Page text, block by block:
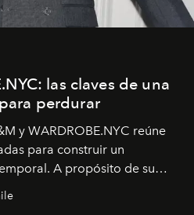
las claves de una
perdurar
y WARDROBE.NYC reúne
para construir un
A propósito de su
de la firma neoyorquina y
diseño global de la marca